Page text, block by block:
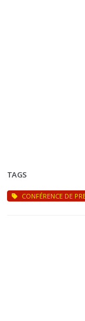
TAGS
CONFÉRENCE DE